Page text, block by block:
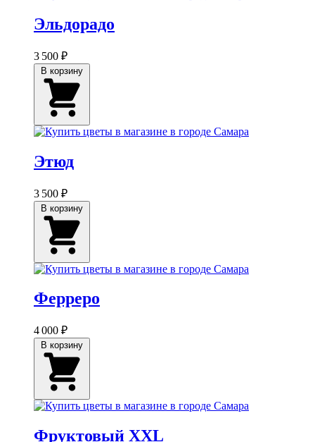
Эльдорадо
3 500 ₽
Этюд
3 500 ₽
Ферреро
4 000 ₽
Фруктовый XXL